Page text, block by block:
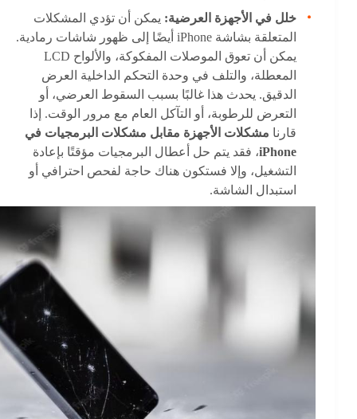
خلل في الأجهزة العرضية: يمكن أن تؤدي المشكلات
المتعلقة بشاشة iPhone أيضًا إلى ظهور شاشات رمادية.
يمكن أن تعوق الموصلات المفكوكة، والألواح LCD
المعطلة، والتلف في وحدة التحكم الداخلية العرض
الدقيق. يحدث هذا غالبًا بسبب السقوط العرضي، أو
التعرض للرطوبة، أو التآكل العام مع مرور الوقت. إذا
قارنا مشكلات الأجهزة مقابل مشكلات البرمجيات في
iPhone، فقد يتم حل أعطال البرمجيات مؤقتًا بإعادة
التشغيل، وإلا فستكون هناك حاجة لفحص احترافي أو
استبدال الشاشة.